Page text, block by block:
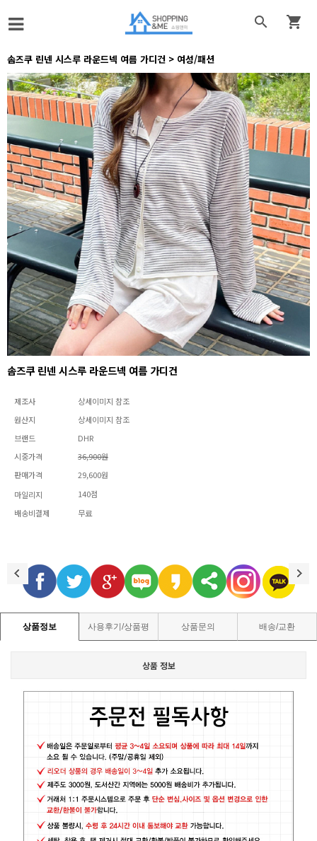
 
솜즈쿠 린넨 시스루 라운드넥 여름 가디건 > 여성/패션
솜즈쿠 린넨 시스루 라운드넥 여름 가디건
제조사
상세이미지 참조
원산지
상세이미지 참조
브랜드
DHR
시중가격
36,900원
판매가격
29,600원
마일리지
140점
배송비결제
무료
상품정보 사용후기/상품평 상품문의 배송/교환
상품 정보